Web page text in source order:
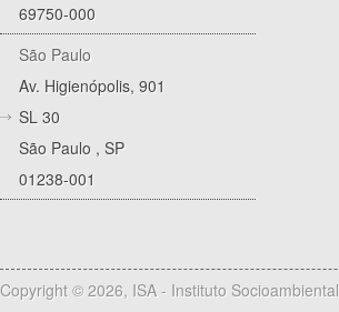
69750-000
São Paulo
Av. Higienópolis, 901
SL 30
São Paulo , SP
01238-001
Copyright © 2026, ISA - Instituto Socioambiental